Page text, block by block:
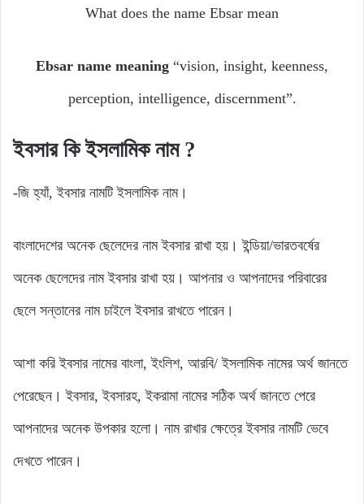
What does the name Ebsar mean
Ebsar name meaning “vision, insight, keenness,
perception, intelligence, discernment”.
ইবসার কিইসলামিকনাম ?
-জি হ্যাঁ, ইবসার নামটি ইসলামিক নাম।
বাংলাদেশের অনেক ছেলেদের নাম ইবসার রাখা হয়। ইন্ডিয়া/ভারতবর্ষের
অনেক ছেলেদের নাম ইবসার রাখা হয়। আপনার ও আপনাদের পরিবারের
ছেলে সন্তানের নাম চাইলে ইবসার রাখতে পারেন।
আশা করি ইবসার নামের বাংলা, ইংলিশ, আরবি/ ইসলামিক নামের অর্থ জানতে
পেরেছেন। ইবসার, ইবসারহ, ইকরামা নামের সঠিক অর্থ জানতে পেরে
আপনাদের অনেক উপকার হলো। নাম রাখার ক্ষেত্রে ইবসার নামটি ভেবে
দেখতে পারেন।